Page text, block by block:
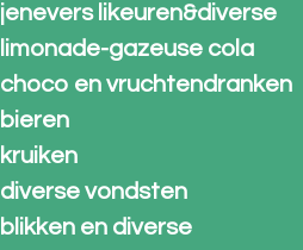
jenevers likeuren&diverse
limonade-gazeuse cola
choco en vruchtendranken
bieren
kruiken
diverse vondsten
blikken en diverse